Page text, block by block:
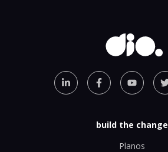
build the change
Planos